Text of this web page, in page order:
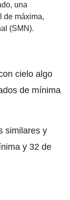
una
de máxima,
(SMN).
cielo algo
de mínima
similares y
y 32 de